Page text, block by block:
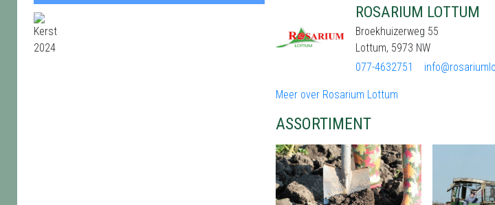
ROSARIUM LOTTUM
Broekhuizerweg 55
Lottum, 5973 NW
077-4632751
Meer over Rosarium Lottum
ASSORTIMENT